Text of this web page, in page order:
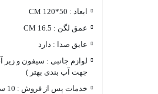
ابعاد : 50*120 CM
عمق لگن : 16.5 CM
عایق صدا : دارد
جهت آب بندی بهتر )
خدمات پس از فروش : 10 سال